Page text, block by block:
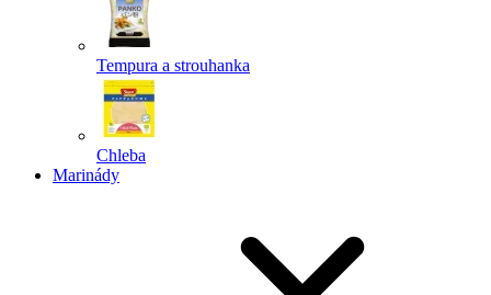
Tempura a strouhanka
Chleba
Marinády